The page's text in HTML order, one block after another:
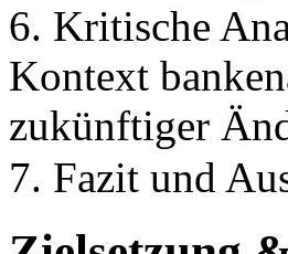
6. Kritische
Kontext
zukünftiger
7. Fazit und